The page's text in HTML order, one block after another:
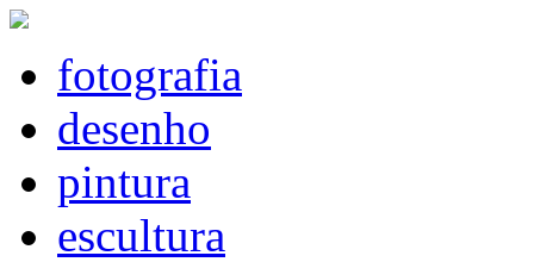
fotografia
desenho
pintura
escultura